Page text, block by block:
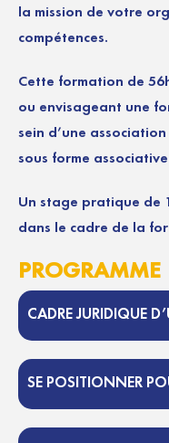
la mission de votre
compétences.
Cette formation de
ou envisageant une
sein d’une
sous forme
Un stage pratique de
dans le cadre de la
PROGRAMME
CADRE JURIDIQUE
SE POSITIONNER